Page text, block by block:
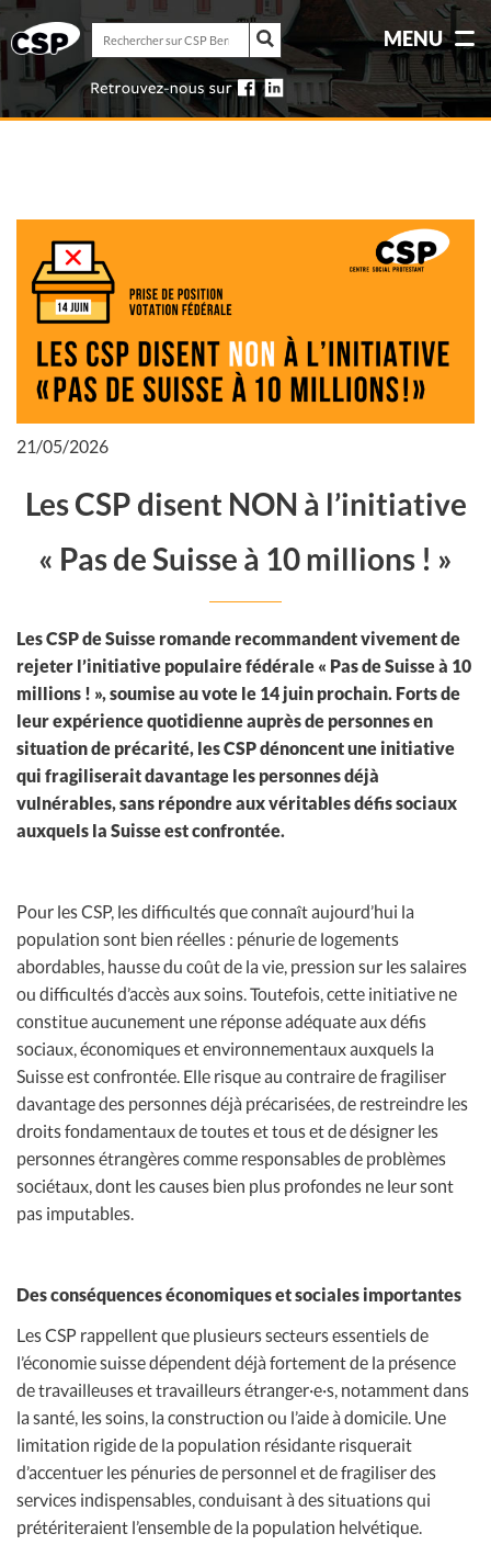
Rechercher
sur
CSP
Berne-
Jura
Rechercher
CSP
Berne-
Jura
MENU
21/05/2026
Les CSP disent NON à l’initiative
« Pas de Suisse à 10 millions ! »
Les CSP de Suisse romande recommandent vivement de
rejeter l’initiative populaire fédérale « Pas de Suisse à 10
millions ! », soumise au vote le 14 juin prochain. Forts de
leur expérience quotidienne auprès de personnes en
situation de précarité, les CSP dénoncent une initiative
qui fragiliserait davantage les personnes déjà
vulnérables, sans répondre aux véritables défis sociaux
auxquels la Suisse est confrontée.
Pour les CSP, les difficultés que connaît aujourd’hui la
population sont bien réelles : pénurie de logements
abordables, hausse du coût de la vie, pression sur les salaires
ou difficultés d’accès aux soins. Toutefois, cette initiative ne
constitue aucunement une réponse adéquate aux défis
sociaux, économiques et environnementaux auxquels la
Suisse est confrontée. Elle risque au contraire de fragiliser
davantage des personnes déjà précarisées, de restreindre les
droits fondamentaux de toutes et tous et de désigner les
personnes étrangères comme responsables de problèmes
sociétaux, dont les causes bien plus profondes ne leur sont
pas imputables.
Des conséquences économiques et sociales importantes
Les CSP rappellent que plusieurs secteurs essentiels de
l’économie suisse dépendent déjà fortement de la présence
de travailleuses et travailleurs étranger·e·s, notamment dans
la santé, les soins, la construction ou l’aide à domicile. Une
limitation rigide de la population résidante risquerait
d’accentuer les pénuries de personnel et de fragiliser des
services indispensables, conduisant à des situations qui
prétériteraient l’ensemble de la population helvétique.